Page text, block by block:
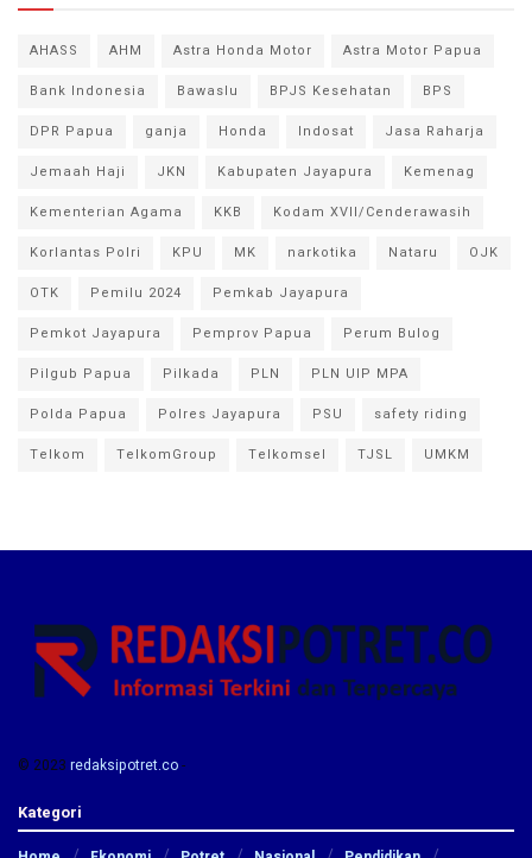
AHASS AHM Astra Honda Motor
Astra Motor Papua
Bank Indonesia
Bawaslu BPJS Kesehatan
BPS
DPR Papua
ganja Honda Indosat
Jasa Raharja
Jemaah Haji
JKN Kabupaten Jayapura
Kemenag
Kementerian Agama
KKB
Kodam XVII/Cenderawasih
Korlantas Polri
KPU MK narkotika Nataru
OJK
OTK
Pemilu 2024
Pemkab Jayapura
Pemkot Jayapura
Pemprov Papua
Perum Bulog
Pilgub Papua
Pilkada PLN
PLN UIP MPA
Polda Papua
Polres Jayapura PSU
safety riding
Telkom
TelkomGroup Telkomsel TJSL UMKM
© 2023 redaksipotret.co-
Kategori